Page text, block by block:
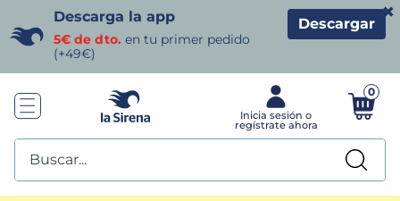
Descarga la app
5€ de dto. en tu primer pedido
(+49€)
Descargar
×
0
Buscar...